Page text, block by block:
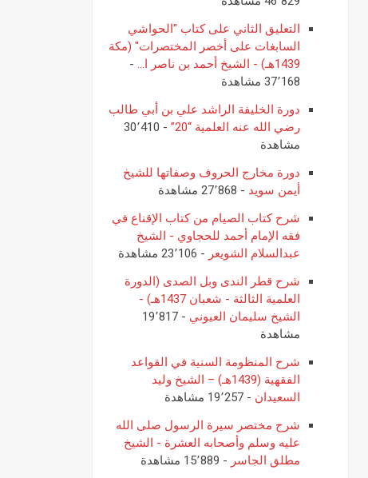
التعليق الثاني على كتاب "الحواشي
السابغات على أخصر المختصرات" (مكة
1439هـ) - الشيخ أحمد بن ناصر ا...
-
37٬168 مشاهدة
دورة الخليفة الراشد علي بن أبي طالب
رضي الله عنه العلمية “20”
- 30٬410
مشاهدة
دورة مخارج الحروف وصفاتها للشيخ
أيمن سويد - 27٬868 مشاهدة
شرح كتاب الصيام من كتاب الإقناع في
فقه الإمام أحمد للحجاوي - الشيخ
عبدالسلام الشويعر - 23٬106 مشاهدة
شرح قطر الندى وبل الصدى (الدورة
العلمية الثالثة - شعبان 1437هـ) -
الشيخ سليمان العيوني
- 19٬817
مشاهدة
شرح المنظومة السنية في القواعد
الفقهية (1439هـ) – الشيخ وليد
السعيدان - 19٬257 مشاهدة
شرح مختصر سيرة الرسول صلى الله
عليه وسلم وأصحابه العشرة - الشيخ
مطلق الجاسر - 15٬889 مشاهدة